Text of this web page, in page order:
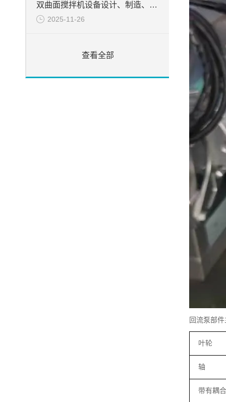
双曲面搅拌机设备设计、制造、检验所遵循的目录
2025-11-26
查看全部
回流泵部
叶轮
轴
带有耦